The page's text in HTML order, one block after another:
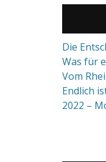
Die
Was für
Vom
Endlich
2022 –